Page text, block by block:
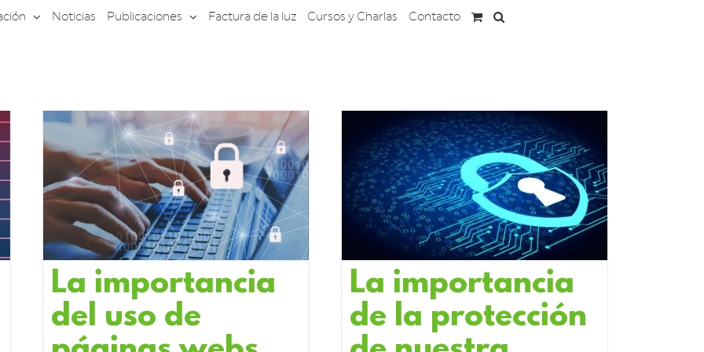
Noticias Publicaciones Factura de la luz Cursos y Charlas Contacto
La importancia
del uso de
La importancia
de la protección